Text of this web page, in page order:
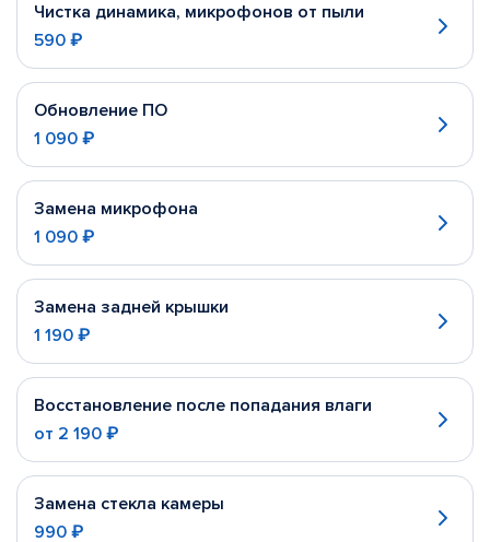
Чистка динамика, микрофонов от пыли
590 ₽
Обновление ПО
1 090 ₽
Замена микрофона
1 090 ₽
Замена задней крышки
1 190 ₽
Восстановление после попадания влаги
от 2 190 ₽
Замена стекла камеры
990 ₽